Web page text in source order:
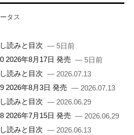
タス
読みと目次 — 5日前
2026年8月17日 発売 — 5日前
読みと目次 — 2026.07.13
2026年8月3日 発売 — 2026.07.13
読みと目次 — 2026.06.29
2026年7月15日 発売 — 2026.06.29
読みと目次 — 2026.06.13